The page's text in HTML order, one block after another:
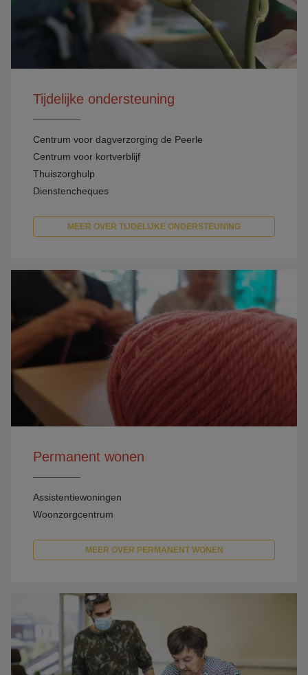
Tijdelijke ondersteuning
Centrum voor dagverzorging de Peerle
Centrum voor kortverblijf
Thuiszorghulp
Dienstencheques
MEER OVER TIJDELIJKE ONDERSTEUNING
Permanent wonen
Assistentiewoningen
Woonzorgcentrum
MEER OVER PERMANENT WONEN